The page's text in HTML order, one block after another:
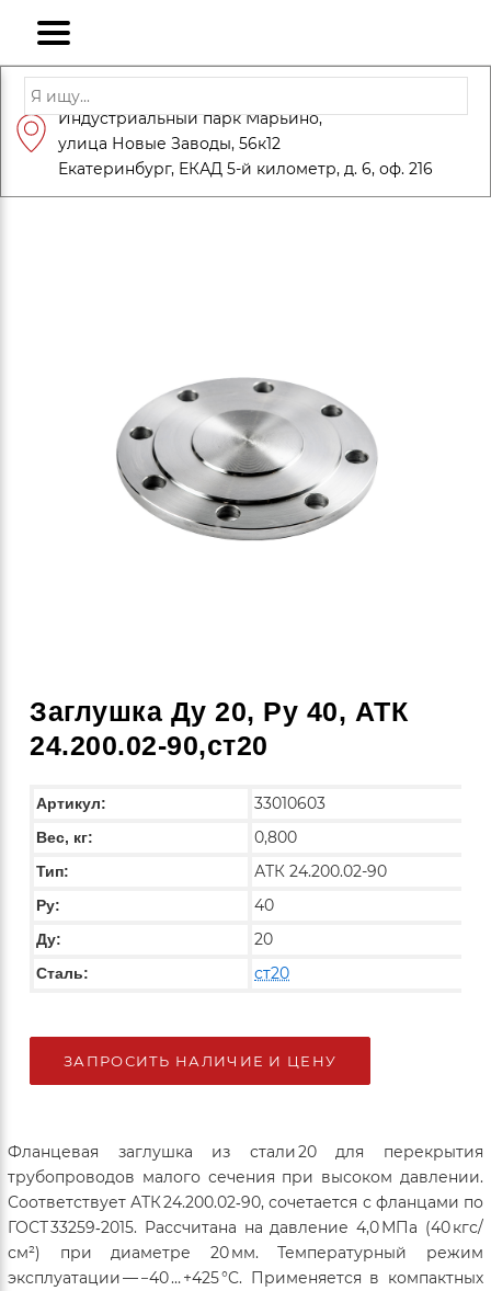
+7 (812) 600-10-15
info@eversteel.ru
Адрес: Санкт-Петербург, Петергоф,
Индустриальный парк Марьино,
улица Новые Заводы, 56к12
Екатеринбург, ЕКАД 5-й километр, д. 6, оф. 216
ЗАКАЗАТЬ ЗВОНОК
Заглушка Ду 20, Ру 40, АТК
24.200.02-90,ст20
Артикул: 33010603
Вес, кг: 0,800
Тип: АТК 24.200.02-90
Py: 40
Ду: 20
Сталь: ст20
ЗАПРОСИТЬ НАЛИЧИЕ И ЦЕНУ
Фланцевая заглушка из стали 20 для перекрытия
трубопроводов малого сечения при высоком давлении.
Соответствует АТК 24.200.02‑90, сочетается с фланцами по
ГОСТ 33259‑2015. Рассчитана на давление 4,0 МПа (40 кгс/
см²) при диаметре 20 мм. Температурный режим
эксплуатации — −40 … +425 °C. Применяется в компактных